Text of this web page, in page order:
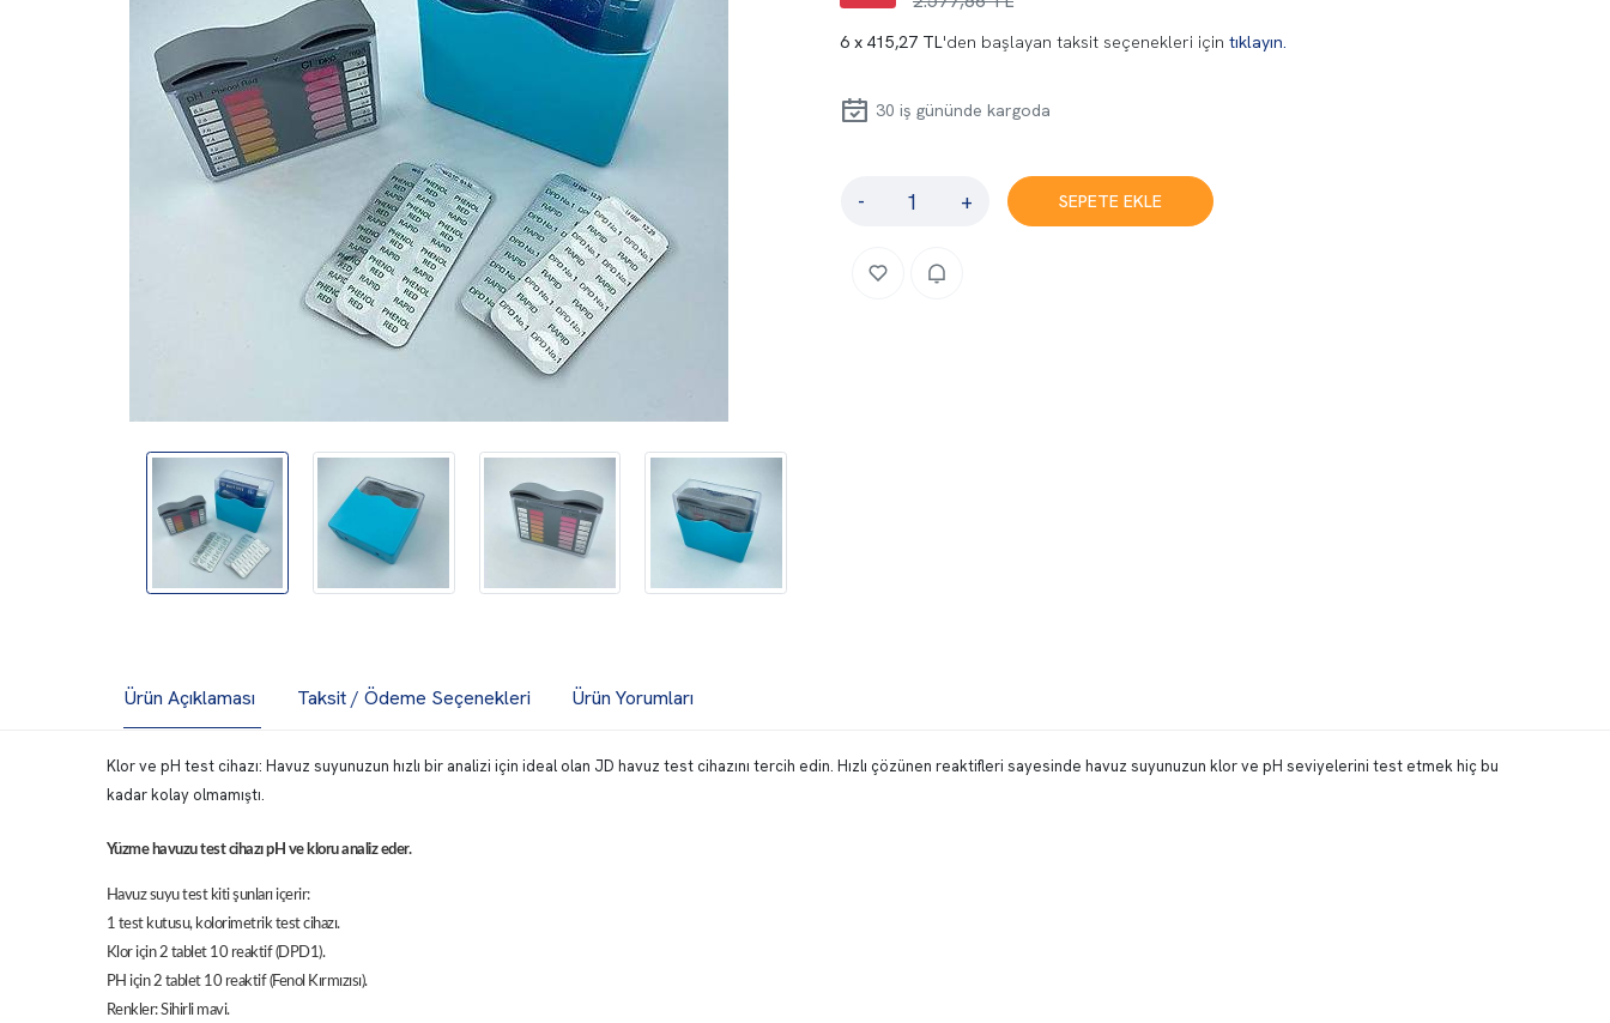
415,27 TL'den başlayan taksit seçenekleri için tıklayın.
30 iş gününde kargoda
- + SEPETE EKLE
Ürün Açıklaması Taksit / Ödeme Seçenekleri Ürün Yorumları
Klor ve pH test cihazı: Havuz suyunuzun hızlı bir analizi için ideal olan JD havuz test cihazını tercih edin. Hızlı çözünen reaktifleri sayesinde havuz suyunuzun klor ve pH seviyelerini test etmek hiç bu
kadar kolay olmamıştı.
Yüzme havuzu test cihazı pH ve kloru analiz eder.
Havuz suyu test kiti şunları içerir:
1 test kutusu, kolorimetrik test cihazı.
Klor için 2 tablet 10 reaktif (DPD1).
PH için 2 tablet 10 reaktif (Fenol Kırmızısı).
Renkler: Sihirli mavi.